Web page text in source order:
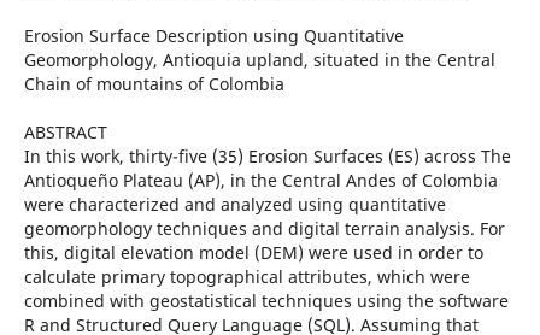
Erosion Surface Description using Quantitative
Geomorphology, Antioquia upland, situated in the Central
Chain of mountains of Colombia
ABSTRACT
In this work, thirty-five (35) Erosion Surfaces (ES) across The
Antioqueño Plateau (AP), in the Central Andes of Colombia
were characterized and analyzed using quantitative
geomorphology techniques and digital terrain analysis. For
this, digital elevation model (DEM) were used in order to
calculate primary topographical attributes, which were
combined with geostatistical techniques using the software
R and Structured Query Language (SQL). Assuming that